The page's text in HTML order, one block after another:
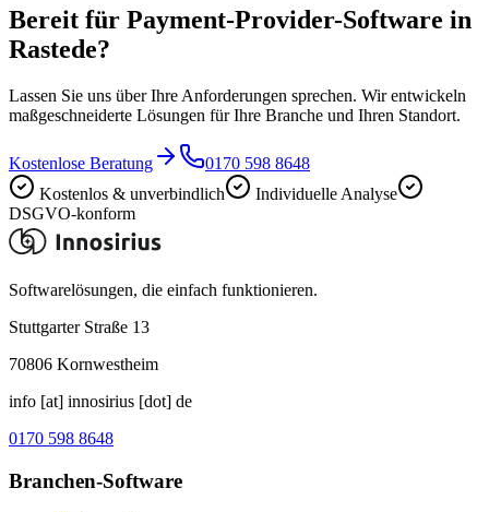
Bereit für Payment-Provider-Software in
Rastede?
Lassen Sie uns über Ihre Anforderungen sprechen. Wir entwickeln
maßgeschneiderte Lösungen für Ihre Branche und Ihren Standort.
Kostenlose Beratung
0170 598 8648
Kostenlos & unverbindlich
Individuelle Analyse
DSGVO-konform
Softwarelösungen, die einfach funktionieren.
Stuttgarter Straße 13
70806 Kornwestheim
info [at] innosirius [dot] de
0170 598 8648
Branchen-Software